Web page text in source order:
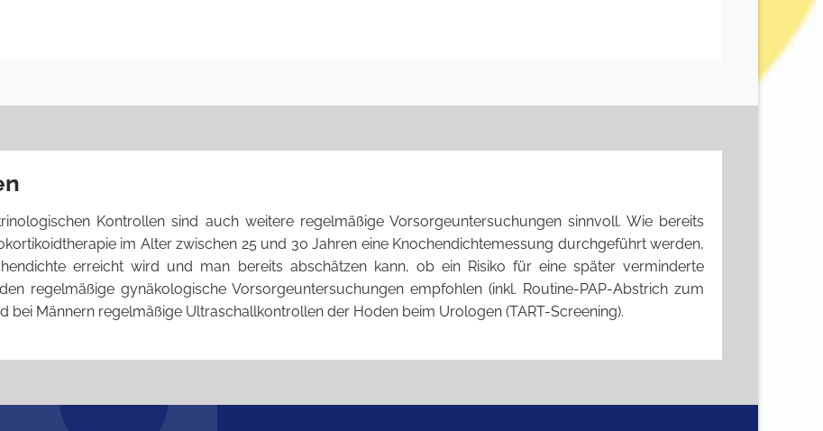
Kontrollen sind auch weitere regelmäßige Vorsorgeuntersuchungen sinnvoll. Wie bereits
im Alter zwischen 25 und 30 Jahren eine Knochendichtemessung durchgeführt werden,
erreicht wird und man bereits abschätzen kann, ob ein Risiko für eine später verminderte
regelmäßige gynäkologische Vorsorgeuntersuchungen empfohlen (inkl. Routine-PAP-Abstrich zum
bei Männern regelmäßige Ultraschallkontrollen der Hoden beim Urologen (TART-Screening).